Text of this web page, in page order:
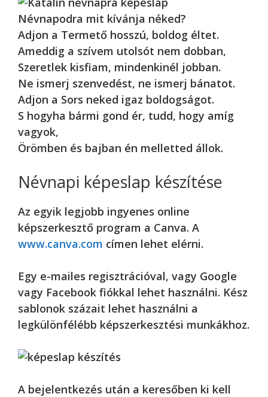
Névnapodra mit kívánja néked?
Adjon a Termető hosszú, boldog éltet.
Ameddig a szívem utolsót nem dobban,
Szeretlek kisfiam, mindenkinél jobban.
Ne ismerj szenvedést, ne ismerj bánatot.
Adjon a Sors neked igaz boldogságot.
S hogyha bármi gond ér, tudd, hogy amíg
vagyok,
Örömben és bajban én melletted állok.
Névnapi képeslap készítése
Az egyik legjobb ingyenes online
képszerkesztő program a Canva. A
www.canva.com címen lehet elérni.
Egy e-mailes regisztrációval, vagy Google
vagy Facebook fiókkal lehet használni. Kész
sablonok százait lehet használni a
legkülönfélébb képszerkesztési munkákhoz.
A bejelentkezés után a keresőben ki kell